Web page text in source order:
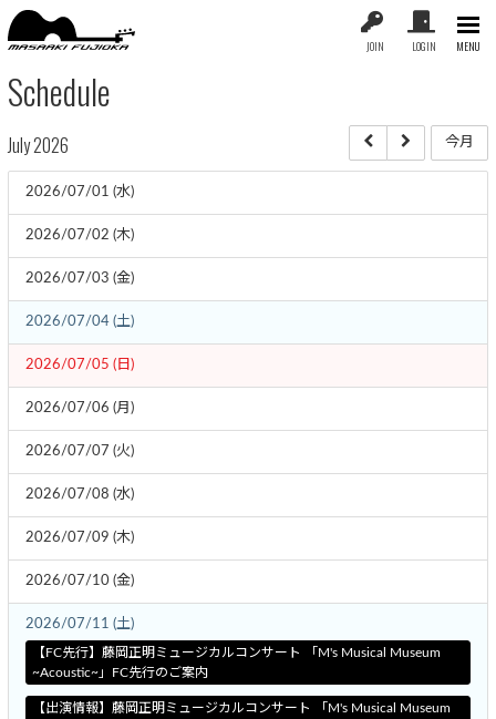
JOIN LOGIN MENU
Schedule
July 2026 今月
2026/07/01 (水)
2026/07/02 (木)
2026/07/03 (金)
2026/07/04 (土)
2026/07/05 (日)
2026/07/06 (月)
2026/07/07 (火)
2026/07/08 (水)
2026/07/09 (木)
2026/07/10 (金)
2026/07/11 (土)
【FC先行】藤岡正明ミュージカルコンサート 「M's Musical Museum
~Acoustic~」FC先行のご案内
【出演情報】藤岡正明ミュージカルコンサート 「M's Musical Museum